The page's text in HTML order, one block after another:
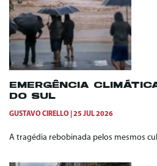
EMERGÊNCIA
DO SUL
GUSTAVO CIRELLO 25 JUL 2026
A tragédia rebobinada pelos mesmos